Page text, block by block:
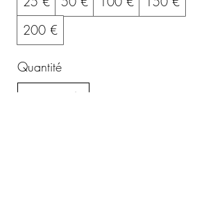
200 €
Quantité